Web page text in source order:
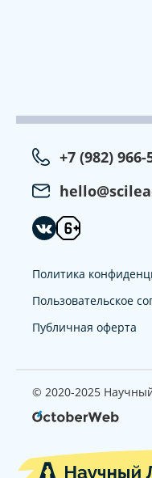
+7 (982) 966-
Политика
Пользовательское
Публичная оферта
© 2020-2025